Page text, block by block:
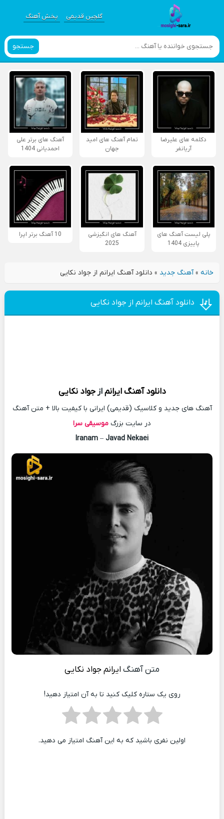
گلچین قدیمی پخش آهنگ
جستجو
دکلمه های علیرضا
آریانفر
تمام آهنگ های امید
جهان
آهنگ های برتر علی
احمدیانی 1404
پلی لیست آهنگ های
پاییزی 1404
آهنگ های انگیزشی
2025
10 آهنگ برتر اپرا
خانه»آهنگ جدید » دانلود آهنگ ایرانم از جواد نکایی
دانلود آهنگ ایرانم از جواد نکایی
دانلود آهنگ ایرانم ازجواد نکایی
آهنگ های جدید و کلاسیک (قدیمی) ایرانی با کیفیت بالا + متن آهنگ
در سایت بزرگ موسیقی سرا
Iranam – Javad Nekaei
متن آهنگ ایرانمجواد نکایی
روی یک ستاره کلیک کنید تا به آن امتیاز دهید!
اولین نفری باشید که به این آهنگ امتیاز می دهید.